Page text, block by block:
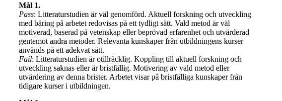
Mål 1.
Pass: Litteraturstudien är väl genomförd. Aktuell forskning och utveckling
med bäring på arbetet redovisas på ett tydligt sätt. Vald metod är väl
motiverad, baserad på vetenskap eller beprövad erfarenhet och utvärderad
gentemot andra metoder. Relevanta kunskaper från utbildningens kurser
används på ett adekvat sätt.
Fail: Litteraturstudien är otillräcklig. Koppling till aktuell forskning och
utveckling saknas eller är bristfällig. Motivering av vald metod eller
utvärdering av denna brister. Arbetet visar på bristfälliga kunskaper från
tidigare kurser i utbildningen.